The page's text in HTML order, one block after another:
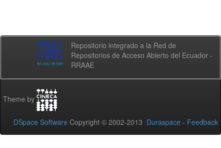
Repositorio integrado a la Red de
Repositorios de Acceso Abierto del Ecuador -
RRAAE
Theme by
DSpace Software Copyright © 2002-2013 Duraspace - Feedback